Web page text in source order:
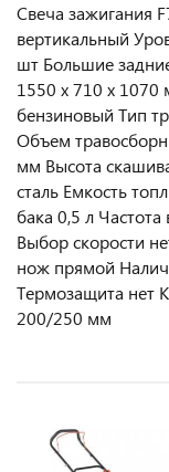
Свеча зажигания
вертикальный
шт Большие
1550 х 710 х 1070
бензиновый Тип
Объем
мм Высота
сталь Емкость
бака 0,5 л
Выбор скорости
нож прямой
Термозащита нет
200/250 мм